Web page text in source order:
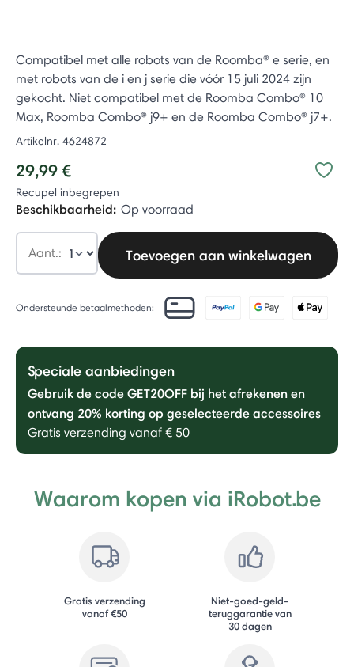
Compatibel met alle robots van de Roomba® e serie, en
met robots van de i en j serie die vóór 15 juli 2024 zijn
gekocht. Niet compatibel met de Roomba Combo® 10
Max, Roomba Combo® j9+ en de Roomba Combo® j7+.
Artikelnr. 4624872
29,99 €
Recupel inbegrepen
Beschikbaarheid: Op voorraad
Aant.: Toevoegen aan winkelwagen
Ondersteunde betaalmethoden:
Speciale aanbiedingen
Gebruik de code GET20OFF bij het afrekenen en
ontvang 20% ​​korting op geselecteerde accessoires
Gratis verzending vanaf € 50
Waarom kopen via iRobot.be
Gratis verzending
vanaf €50
Niet-goed-geld-
teruggarantie van
30 dagen